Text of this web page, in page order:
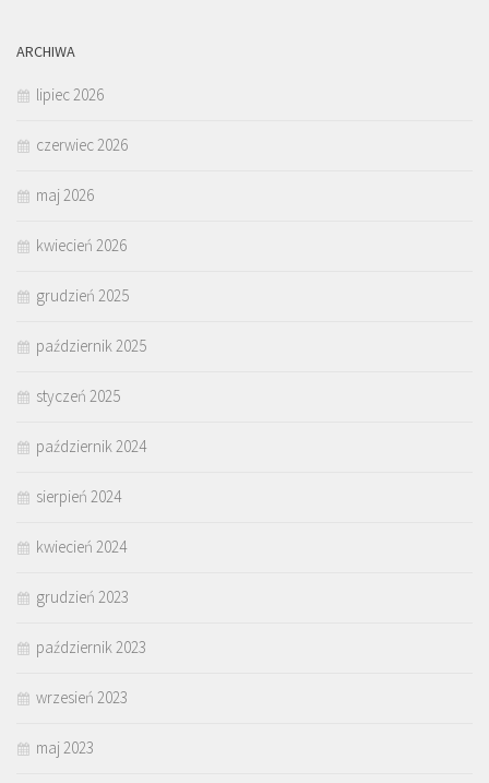
ARCHIWA
lipiec 2026
czerwiec 2026
maj 2026
kwiecień 2026
grudzień 2025
październik 2025
styczeń 2025
październik 2024
sierpień 2024
kwiecień 2024
grudzień 2023
październik 2023
wrzesień 2023
maj 2023